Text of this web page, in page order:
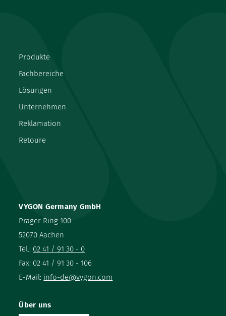
VYGON Germany GmbH
Prager Ring 100
52070 Aachen
Tel.: 02 41 / 91 30 - 0
Fax: 02 41 / 91 30 - 106
E-Mail: info-de@vygon.com
Produkte
Fachbereiche
Lösungen
Unternehmen
Reklamation
Retoure
Über uns